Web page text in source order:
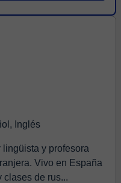
Inglés
lingüista y profesora
Vivo en España
clases de rus...